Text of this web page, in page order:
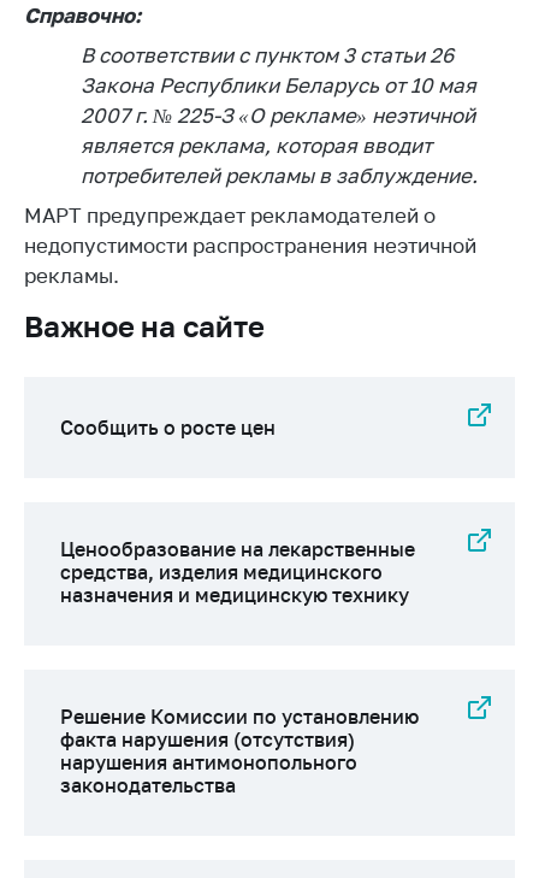
Регулирование
деятельности
Международное
сотрудничество
Применение мер
нетарифного
регулирования
Биржевая торговля
Выставочная
деятельность в
Защита
Новости
Обратиться в МАРТ
Прямaя телефоннaя
линия
Горячая линия
Справочно:
В соответствии с пунктом 3 статьи 26
Закона Республики Беларусь от 10 мая
2007 г. № 225-З «О рекламе» неэтичной
является реклама, которая вводит
потребителей рекламы в заблуждение.
МАРТ предупреждает рекламодателей о
недопустимости распространения неэтичной
рекламы.
Важное на сайте
Сообщить о росте цен
Ценообразование на лекарственные
средства, изделия медицинского
назначения и медицинскую технику
Решение Комиссии по установлению
факта нарушения (отсутствия)
нарушения антимонопольного
законодательства